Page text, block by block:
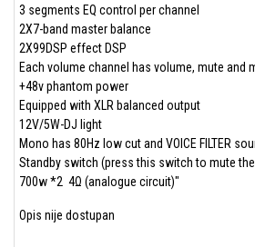
3 segments EQ control per channel
2X7-band master balance
2X99DSP effect DSP
Each volume channel has volume, mute and
+48v phantom power
Equipped with XLR balanced output
12V/5W-DJ light
Mono has 80Hz low cut and VOICE FILTER
Standby switch (press this switch to mute the
700w *2 4Ω (analogue circuit)"
Opis nije dostupan